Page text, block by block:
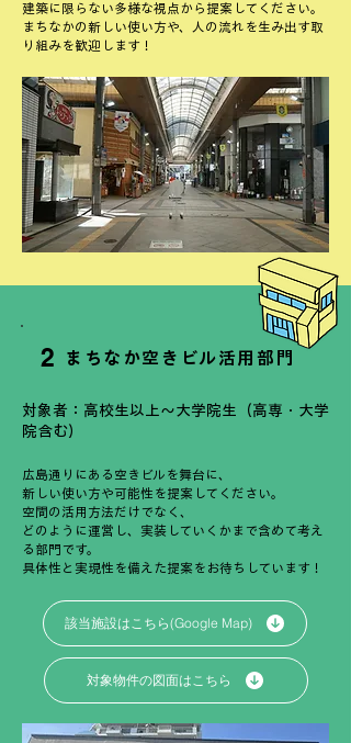
建築に限らない多様な視点から提案してください。
まちなかの新しい使い方や、人の流れを生み出す取
り組みを歓迎します！
2 まちなか空きビル活用部門
対象者：高校生以上〜大学院生（高専・大学
院含む）
広島通りにある空きビルを舞台に、
新しい使い方や可能性を提案してください。
空間の活用方法だけでなく、
どのように運営し、実装していくかまで含めて考え
る部門です。
具体性と実現性を備えた提案をお待ちしています！
該当施設はこちら(Google Map)
対象物件の図面はこちら